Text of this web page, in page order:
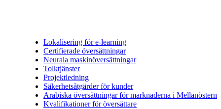
Lokalisering för e-learning
Certifierade översättningar
Neurala maskinöversättningar
Tolktjänster
Projektledning
Säkerhetsåtgärder för kunder
Arabiska översättningar för marknaderna i Mellanöstern
Kvalifikationer för översättare